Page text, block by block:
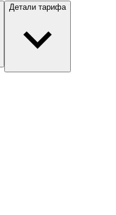
Детали тарифа